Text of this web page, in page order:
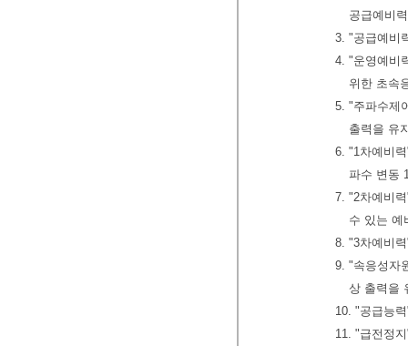
공급예비
3. "공급예비
4. "운영예비
위한 초속
5. "주파수제
출력을 유
6. "1차예비
파수 변동
7. "2차예비
수 있는
8. "3차예비
9. "속응성자
상 출력을
10. "공급능
11. "급전정